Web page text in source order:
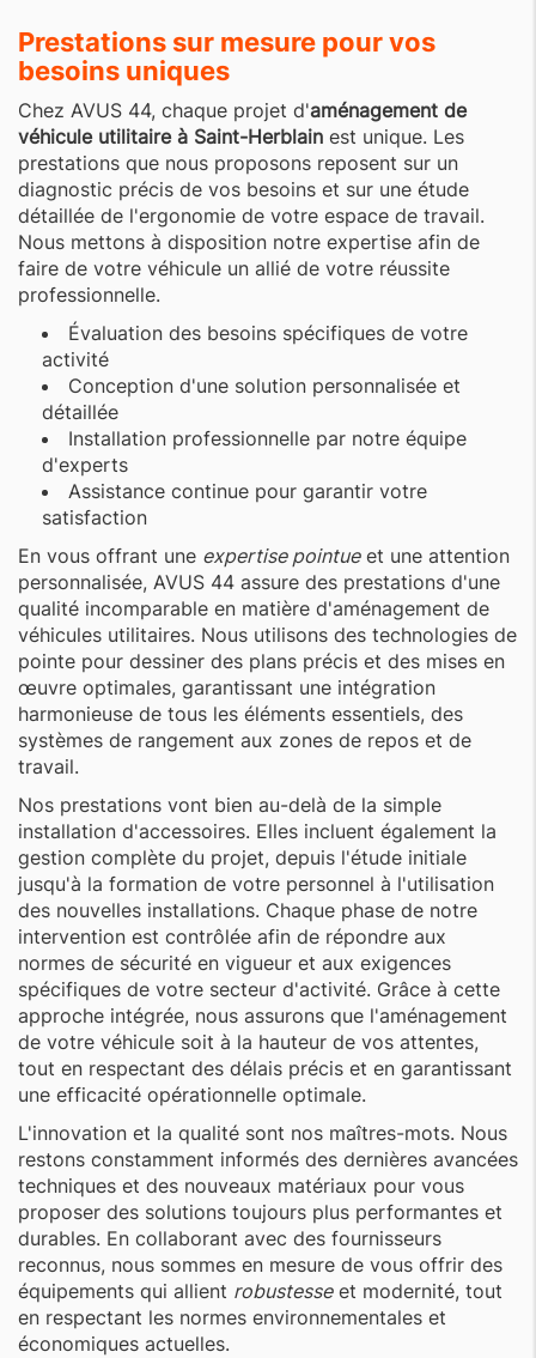
Prestations sur mesure pour vos
besoins uniques
Chez AVUS 44, chaque projet d'aménagement de
véhicule utilitaire à Saint-Herblain est unique. Les
prestations que nous proposons reposent sur un
diagnostic précis de vos besoins et sur une étude
détaillée de l'ergonomie de votre espace de travail.
Nous mettons à disposition notre expertise afin de
faire de votre véhicule un allié de votre réussite
professionnelle.
Évaluation des besoins spécifiques de votre
activité
Conception d'une solution personnalisée et
détaillée
Installation professionnelle par notre équipe
d'experts
Assistance continue pour garantir votre
satisfaction
En vous offrant une expertise pointueet une attention
personnalisée, AVUS 44 assure des prestations d'une
qualité incomparable en matière d'aménagement de
véhicules utilitaires. Nous utilisons des technologies de
pointe pour dessiner des plans précis et des mises en
œuvre optimales, garantissant une intégration
harmonieuse de tous les éléments essentiels, des
systèmes de rangement aux zones de repos et de
travail.
Nos prestations vont bien au-delà de la simple
installation d'accessoires. Elles incluent également la
gestion complète du projet, depuis l'étude initiale
jusqu'à la formation de votre personnel à l'utilisation
des nouvelles installations. Chaque phase de notre
intervention est contrôlée afin de répondre aux
normes de sécurité en vigueur et aux exigences
spécifiques de votre secteur d'activité. Grâce à cette
approche intégrée, nous assurons que l'aménagement
de votre véhicule soit à la hauteur de vos attentes,
tout en respectant des délais précis et en garantissant
une efficacité opérationnelle optimale.
L'innovation et la qualité sont nos maîtres-mots. Nous
restons constamment informés des dernières avancées
techniques et des nouveaux matériaux pour vous
proposer des solutions toujours plus performantes et
durables. En collaborant avec des fournisseurs
reconnus, nous sommes en mesure de vous offrir des
équipements qui allient robustesseet modernité, tout
en respectant les normes environnementales et
économiques actuelles.